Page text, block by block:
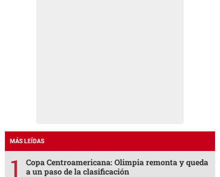
MÁS LEÍDAS
Copa Centroamericana: Olimpia remonta y queda
a un paso de la clasificación